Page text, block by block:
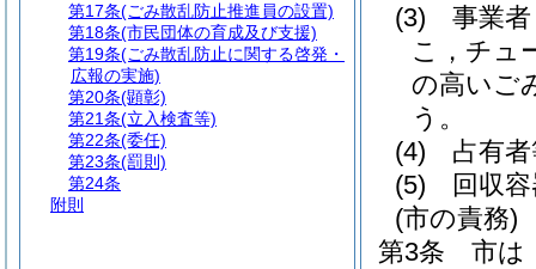
(3)
事業
こ，チュ
の高いご
う。
(4)
占有
(5)
回収
(市の責務)
第3条
市は
第17条(ごみ散乱防止推進員の設置)
第18条(市民団体の育成及び支援)
第19条(ごみ散乱防止に関する啓発・
広報の実施)
第20条(顕彰)
第21条(立入検査等)
第22条(委任)
第23条(罰則)
第24条
附則